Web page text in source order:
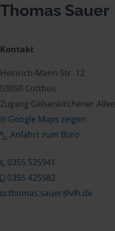
Thomas Sauer
Kontakt
Heinrich-Mann-Str. 12
03050 Cottbus
Zugang Gelsenkirchener Allee
Google Maps zeigen
Anfahrt zum Büro
0355 525941
0355 425582
thomas.sauer@vlh.de